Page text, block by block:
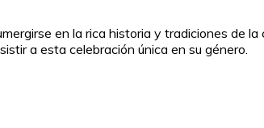
en la rica historia y tradiciones de
a esta celebración única en su género.